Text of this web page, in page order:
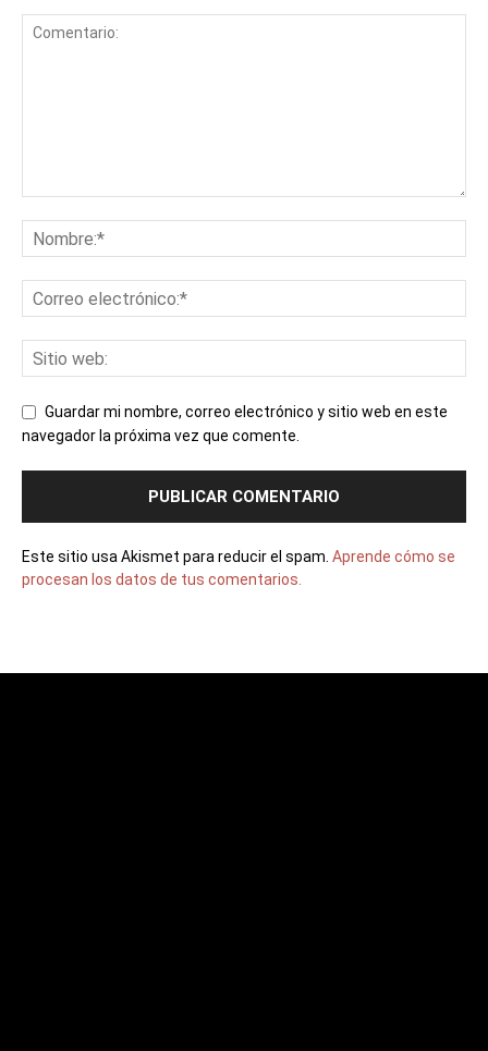
Guardar mi nombre, correo electrónico y sitio web en este
navegador la próxima vez que comente.
Este sitio usa Akismet para reducir el spam. Aprende cómo se
procesan los datos de tus comentarios.